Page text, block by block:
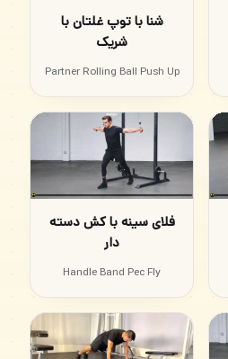
شنا با توپ غلتان با
شریک
Partner Rolling Ball Push Up
فلای سینه با کش دسته
دار
Handle Band Pec Fly